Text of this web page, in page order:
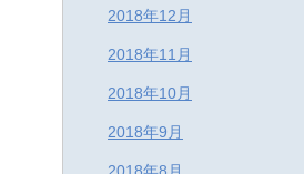
2018年12月
2018年11月
2018年10月
2018年9月